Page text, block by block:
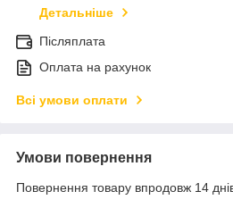
Детальніше
Післяплата
Оплата на рахунок
Всі умови оплати
Умови повернення
Повернення товару впродовж 14